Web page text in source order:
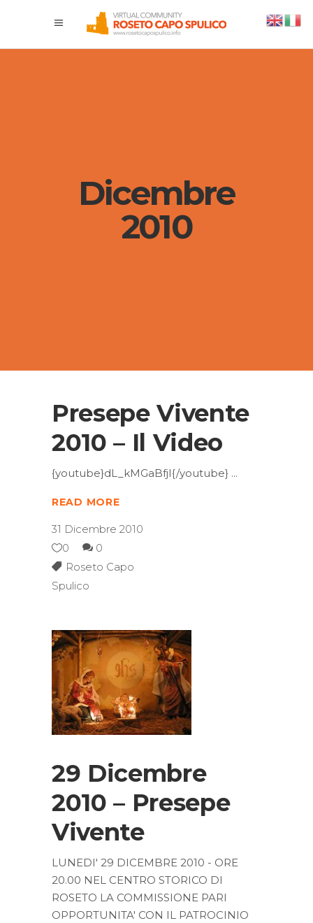
Dicembre
2010
Presepe Vivente
2010 – Il Video
{youtube}dL_kMGaBfjI{/youtube}
READ MORE
31 Dicembre 2010
0
0
Roseto Capo
Spulico
29 Dicembre
2010 – Presepe
Vivente
LUNEDI' 29 DICEMBRE 2010 - ORE
20.00 NEL CENTRO STORICO DI
ROSETO LA COMMISSIONE PARI
OPPORTUNITA' CON IL PATROCINIO